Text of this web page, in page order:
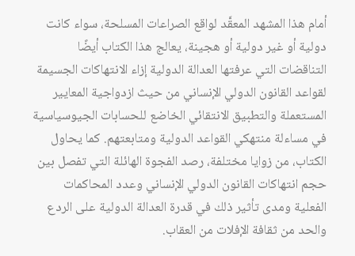
أمام هذا المشهد المعقَّد لواقع الصراعات المسلحة، سواء كانت
دولية أو غير دولية أو هجينة، يعالج هذا الكتاب أيضًا
التناقضات التي عرفتها العدالة الدولية إزاء الانتهاكات الجسيمة
لقواعد القانون الدولي الإنساني من حيث ازدواجية المعايير
المستعملة والتطبيق الانتقائي الخاضع للحسابات الجيوسياسية
في مساءلة منتهكي القواعد الدولية ومتابعتهم. كما يحاول
الكتاب، من زوايا مختلفة، رصد الفجوة الهائلة التي تفصل بين
حجم انتهاكات القانون الدولي الإنساني وعدد المحاكمات
الفعلية ومدى تأثير ذلك في قدرة العدالة الدولية على الردع
والحد من ثقافة الإفلات من العقاب.